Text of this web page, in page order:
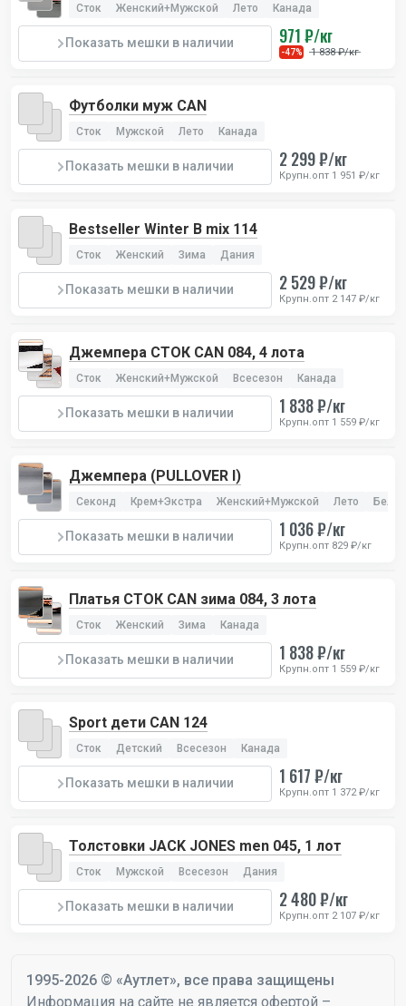
Сток Женский+Мужской Лето Канада
Показать мешки в наличии 971 ₽/кг
-47% 1 838 ₽/кг
Футболки муж CAN
Сток Мужской Лето Канада
Показать мешки в наличии 2 299 ₽/кг
Крупн.опт 1 951 ₽/кг
Bestseller Winter В mix 114
Сток Женский Зима Дания
Показать мешки в наличии 2 529 ₽/кг
Крупн.опт 2 147 ₽/кг
Джемпера СТОК CAN 084, 4 лота
Сток Женский+Мужской Всесезон Канада
Показать мешки в наличии 1 838 ₽/кг
Крупн.опт 1 559 ₽/кг
Джемпера (PULLOVER I)
Секонд Крем+Экстра Женский+Мужской Лето
Показать мешки в наличии 1 036 ₽/кг
Крупн.опт 829 ₽/кг
Платья СТОК CAN зима 084, 3 лота
Сток Женский Зима Канада
Показать мешки в наличии 1 838 ₽/кг
Крупн.опт 1 559 ₽/кг
Sport дети CAN 124
Сток Детский Всесезон Канада
Показать мешки в наличии 1 617 ₽/кг
Крупн.опт 1 372 ₽/кг
Толстовки JACK JONES men 045, 1 лот
Сток Мужской Всесезон Дания
Показать мешки в наличии 2 480 ₽/кг
Крупн.опт 2 107 ₽/кг
1995-2026 © «Аутлет», все права защищены
Информация на сайте не является офертой –